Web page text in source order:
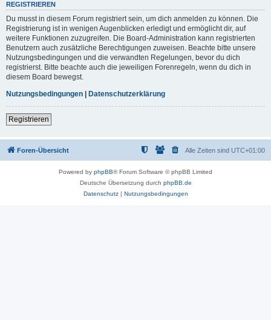
REGISTRIEREN
Du musst in diesem Forum registriert sein, um dich anmelden zu können. Die
Registrierung ist in wenigen Augenblicken erledigt und ermöglicht dir, auf
weitere Funktionen zuzugreifen. Die Board-Administration kann registrierten
Benutzern auch zusätzliche Berechtigungen zuweisen. Beachte bitte unsere
Nutzungsbedingungen und die verwandten Regelungen, bevor du dich
registrierst. Bitte beachte auch die jeweiligen Forenregeln, wenn du dich in
diesem Board bewegst.
Nutzungsbedingungen | Datenschutzerklärung
Registrieren
Foren-Übersicht Alle Zeiten sind UTC+01:00
Powered by phpBB® Forum Software © phpBB Limited
Deutsche Übersetzung durch phpBB.de
Datenschutz| Nutzungsbedingungen